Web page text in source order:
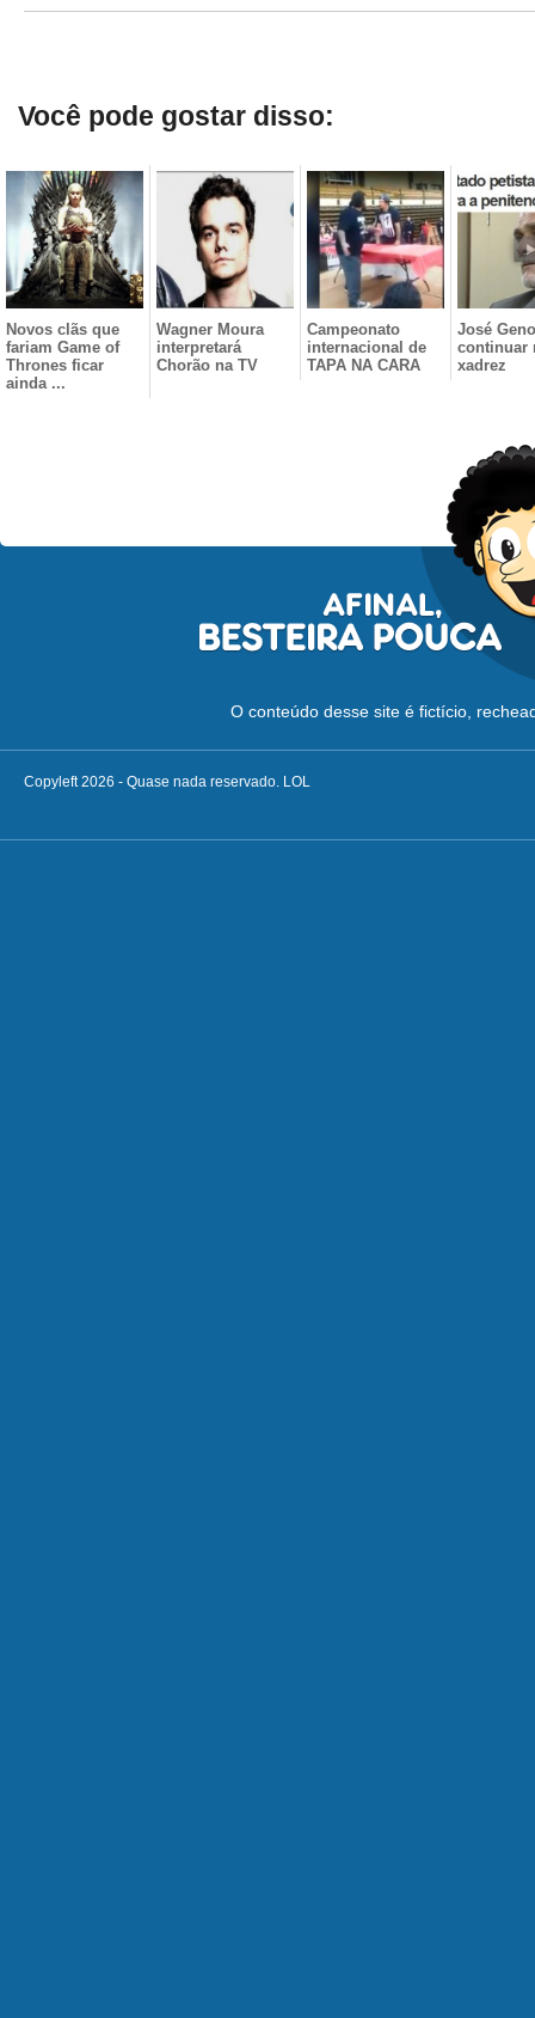
Você pode gostar disso:
Novos clãs que
fariam Game of
Thrones ficar
ainda ...
Wagner Moura
interpretará
Chorão na TV
Campeonato
internacional de
TAPA NA CARA
José
continuar
xadrez
O conteúdo desse site é fictício,
Copyleft 2026 - Quase nada reservado. LOL